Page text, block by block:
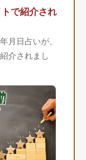
で紹介され
月日占いが、
介されまし